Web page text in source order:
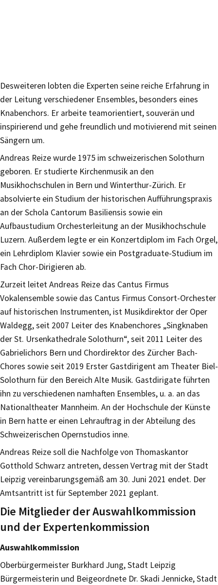
Desweiteren lobten die Experten seine reiche Erfahrung in
der Leitung verschiedener Ensembles, besonders eines
Knabenchors. Er arbeite teamorientiert, souverän und
inspirierend und gehe freundlich und motivierend mit seinen
Sängern um.
Andreas Reize wurde 1975 im schweizerischen Solothurn
geboren. Er studierte Kirchenmusik an den
Musikhochschulen in Bern und Winterthur-Zürich. Er
absolvierte ein Studium der historischen Aufführungspraxis
an der Schola Cantorum Basiliensis sowie ein
Aufbaustudium Orchesterleitung an der Musikhochschule
Luzern. Außerdem legte er ein Konzertdiplom im Fach Orgel,
ein Lehrdiplom Klavier sowie ein Postgraduate-Studium im
Fach Chor-Dirigieren ab.
Zurzeit leitet Andreas Reize das Cantus Firmus
Vokalensemble sowie das Cantus Firmus Consort-Orchester
auf historischen Instrumenten, ist Musikdirektor der Oper
Waldegg, seit 2007 Leiter des Knabenchores „Singknaben
der St. Ursenkathedrale Solothurn“, seit 2011 Leiter des
Gabrielichors Bern und Chordirektor des Zürcher Bach-
Chores sowie seit 2019 Erster Gastdirigent am Theater Biel-
Solothurn für den Bereich Alte Musik. Gastdirigate führten
ihn zu verschiedenen namhaften Ensembles, u. a. an das
Nationaltheater Mannheim. An der Hochschule der Künste
in Bern hatte er einen Lehrauftrag in der Abteilung des
Schweizerischen Opernstudios inne.
Andreas Reize soll die Nachfolge von Thomaskantor
Gotthold Schwarz antreten, dessen Vertrag mit der Stadt
Leipzig vereinbarungsgemäß am 30. Juni 2021 endet. Der
Amtsantritt ist für September 2021 geplant.
Die Mitglieder der Auswahlkommission
und der Expertenkommission
Auswahlkommission
Oberbürgermeister Burkhard Jung, Stadt Leipzig
Bürgermeisterin und Beigeordnete Dr. Skadi Jennicke, Stadt